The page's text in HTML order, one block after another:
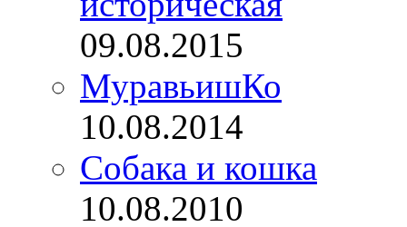
09.08.2015
МуравьишКо
10.08.2014
Собака и кошка
10.08.2010